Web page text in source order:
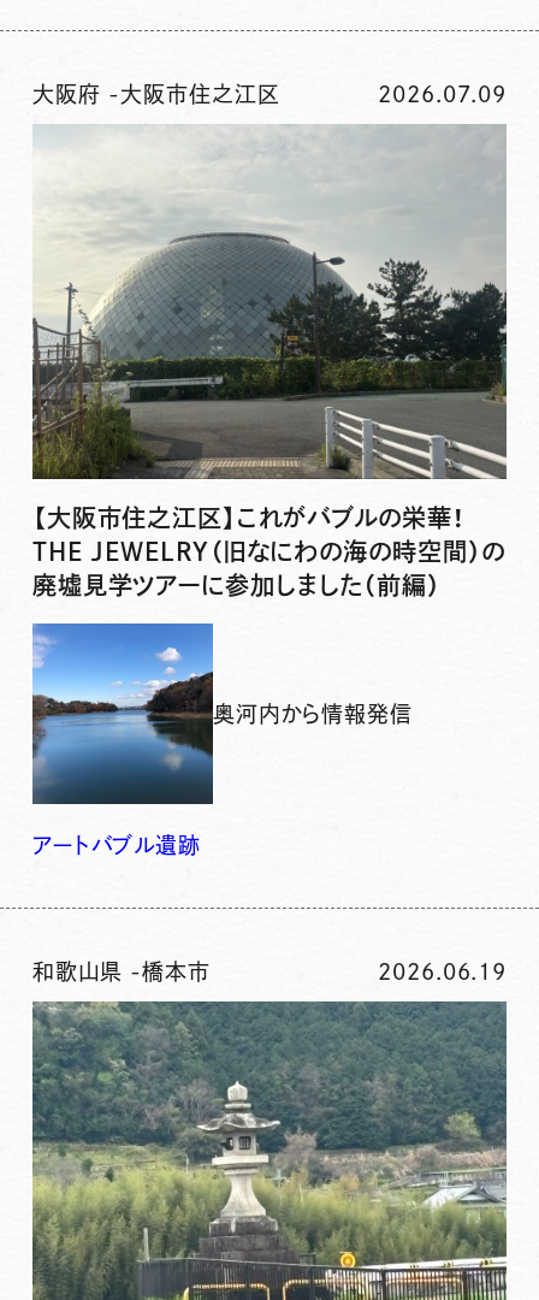
大阪府 -大阪市住之江区 2026.07.09
【大阪市住之江区】これがバブルの栄華！
THE JEWELRY（旧なにわの海の時空間）の
廃墟見学ツアーに参加しました（前編）
奥河内から情報発信
アートバブル遺跡
和歌山県 -橋本市 2026.06.19